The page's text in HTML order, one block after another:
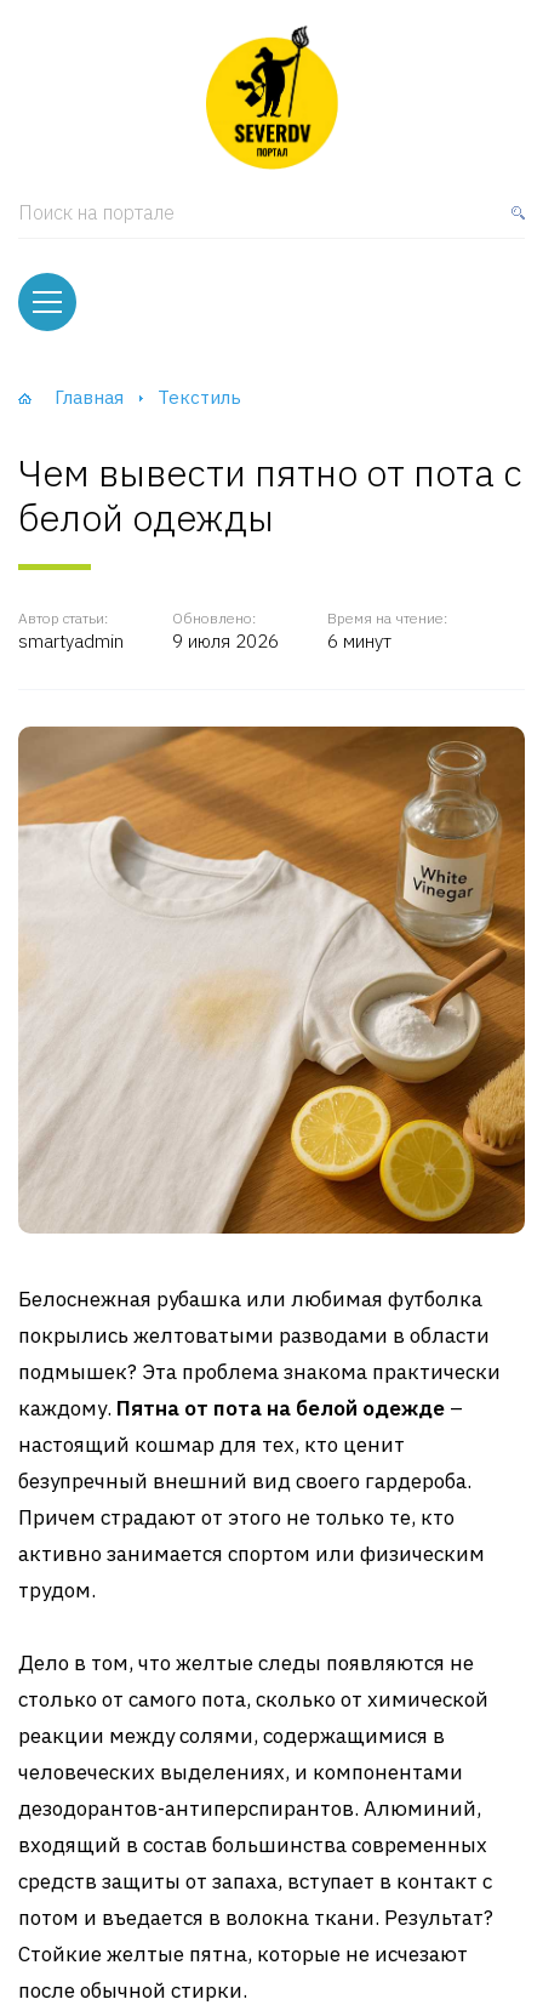
Поиск на портале
Главная Текстиль
Чем вывести пятно от пота с
белой одежды
Автор статьи:
smartyadmin
Обновлено:
9 июля 2026
Время на чтение:
6 минут
Белоснежная рубашка или любимая футболка
покрылись желтоватыми разводами в области
подмышек? Эта проблема знакома практически
каждому. Пятна от пота на белой одежде –
настоящий кошмар для тех, кто ценит
безупречный внешний вид своего гардероба.
Причем страдают от этого не только те, кто
активно занимается спортом или физическим
трудом.
Дело в том, что желтые следы появляются не
столько от самого пота, сколько от химической
реакции между солями, содержащимися в
человеческих выделениях, и компонентами
дезодорантов-антиперспирантов. Алюминий,
входящий в состав большинства современных
средств защиты от запаха, вступает в контакт с
потом и въедается в волокна ткани. Результат?
Стойкие желтые пятна, которые не исчезают
после обычной стирки.
и тумбы